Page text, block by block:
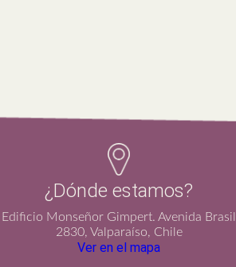
¿Dónde estamos?
Edificio Monseñor Gimpert. Avenida Brasil
2830, Valparaíso, Chile
Ver en el mapa